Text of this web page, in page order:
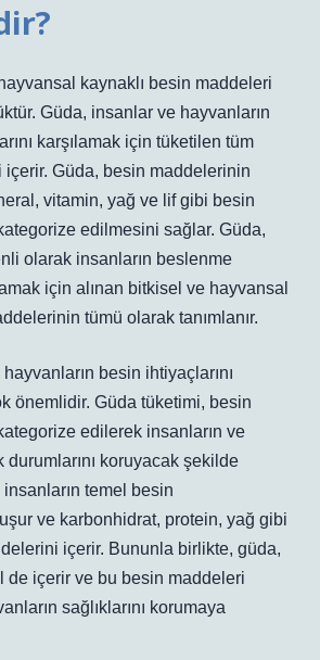
kaynaklı besin maddeleri
Güda, insanlar ve hayvanların
karşılamak için tüketilen tüm
içerir. Güda, besin maddelerinin
vitamin, yağ ve lif gibi besin
edilmesini sağlar. Güda,
olarak insanların beslenme
için alınan bitkisel ve hayvansal
tümü olarak tanımlanır.
besin ihtiyaçlarını
önemlidir. Güda tüketimi, besin
edilerek insanların ve
durumlarını koruyacak şekilde
temel besin
ve karbonhidrat, protein, yağ gibi
içerir. Bununla birlikte, güda,
de içerir ve bu besin maddeleri
sağlıklarını korumaya